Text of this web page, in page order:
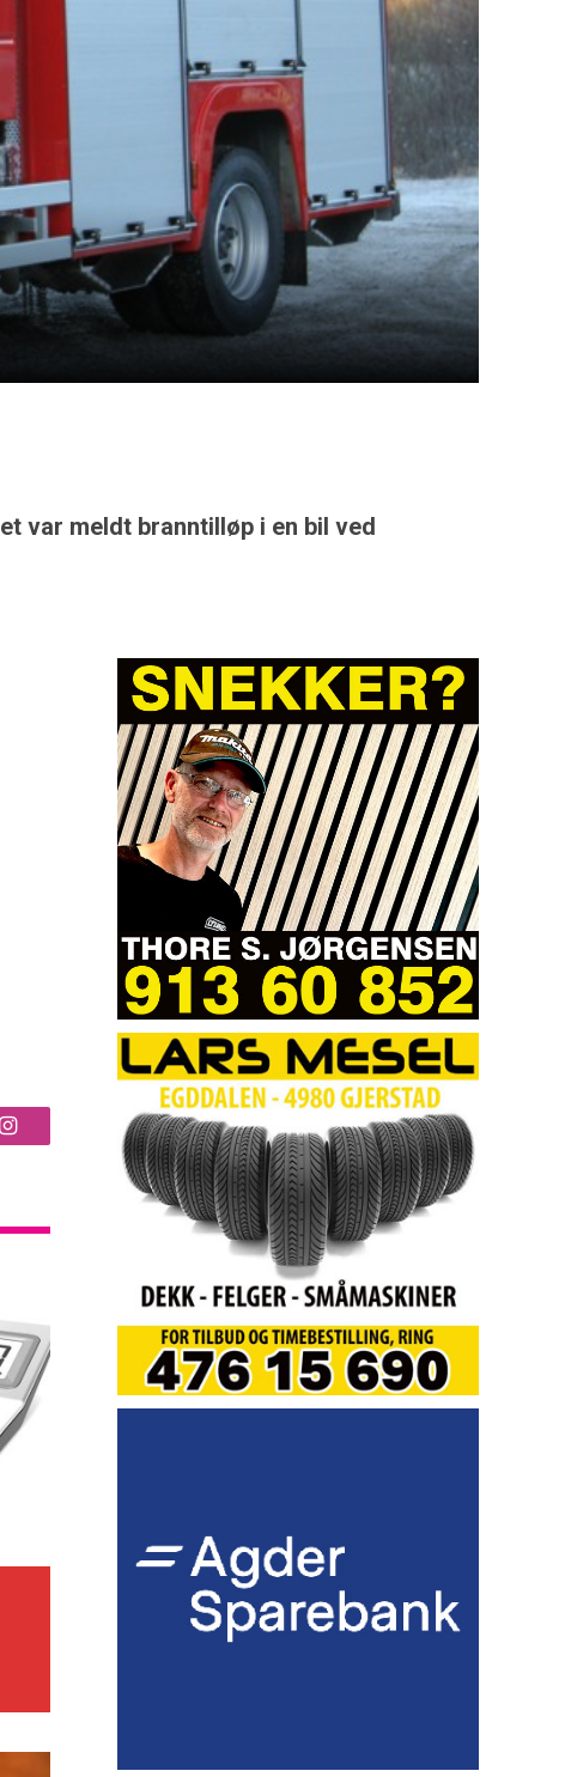
var meldt branntilløp i en bil ved
Instagram